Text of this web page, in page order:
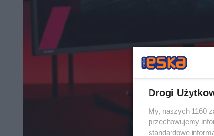
Drogi
My, naszych 1160
przechowujemy
standardowe